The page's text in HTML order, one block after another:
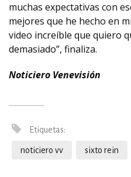
muchas expectativas con
mejores que he hecho en
video increíble que quiero
demasiado”, finaliza.
Noticiero Venevisión
Etiquetas:
noticiero vv sixto rein